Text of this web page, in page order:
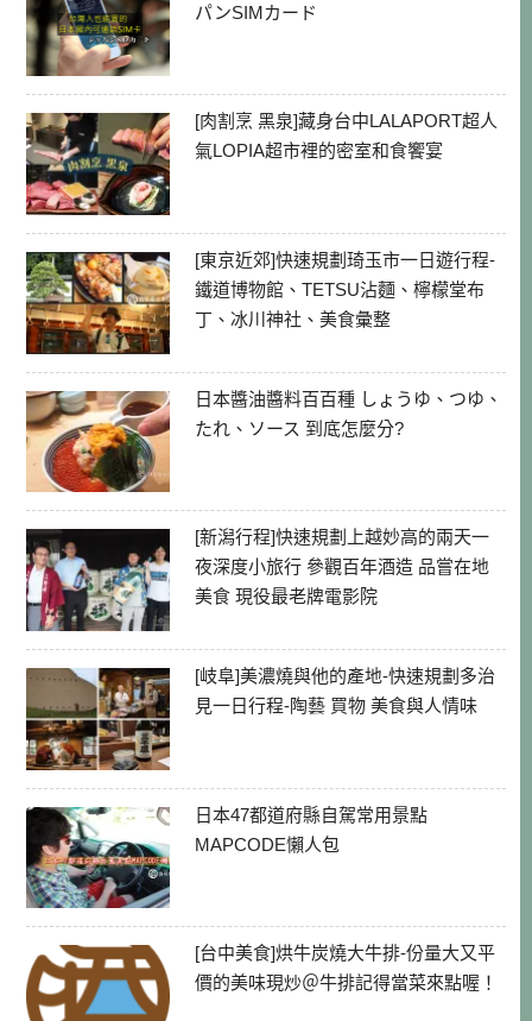
パンSIMカード
[肉割烹 黑泉]藏身台中LALAPORT超人
氣LOPIA超市裡的密室和食饗宴
[東京近郊]快速規劃琦玉市一日遊行程-
鐵道博物館、TETSU沾麵、檸檬堂布
丁、冰川神社、美食彙整
日本醬油醬料百百種 しょうゆ、つゆ、
たれ、ソース 到底怎麼分?
[新潟行程]快速規劃上越妙高的兩天一
夜深度小旅行 參觀百年酒造 品嘗在地
美食 現役最老牌電影院
[岐阜]美濃燒與他的產地-快速規劃多治
見一日行程-陶藝 買物 美食與人情味
日本47都道府縣自駕常用景點
MAPCODE懶人包
[台中美食]烘牛炭燒大牛排-份量大又平
價的美味現炒＠牛排記得當菜來點喔！